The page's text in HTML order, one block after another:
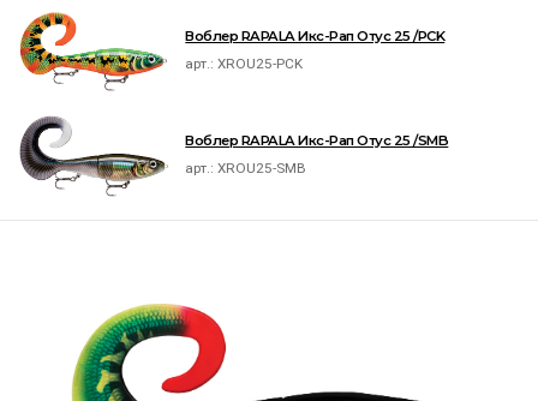
Воблер RAPALA Икс-Рап Отус 25 /PCK
арт.:XROU25-PCK
Воблер RAPALA Икс-Рап Отус 25 /SMB
арт.:XROU25-SMB